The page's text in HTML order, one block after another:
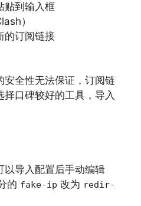
贴到输入框
）
的订阅链接
安全性无法保证，订阅链
口碑较好的工具，导入
以导入配置后手动编辑
的 fake-ip 改为 redir-